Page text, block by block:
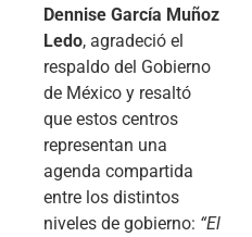
Dennise García Muñoz
Ledo, agradeció el
respaldo del Gobierno
de México y resaltó
que estos centros
representan una
agenda compartida
entre los distintos
niveles de gobierno: “El